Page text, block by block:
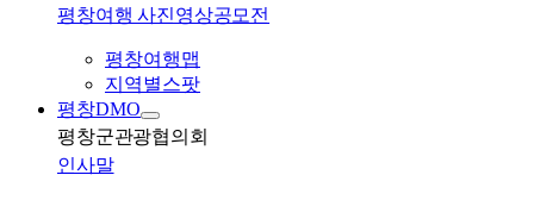
평창여행 사진영상공모전
평창여행맵
지역별스팟
평창DMO
평창군관광협의회
인사말